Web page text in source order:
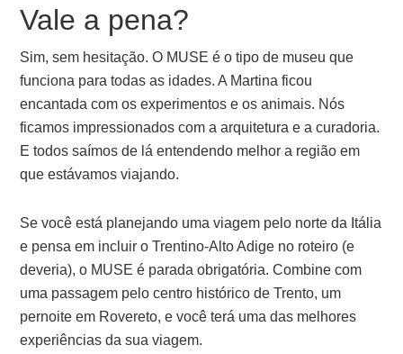
Vale a pena?
Sim, sem hesitação. O MUSE é o tipo de museu que
funciona para todas as idades. A Martina ficou
encantada com os experimentos e os animais. Nós
ficamos impressionados com a arquitetura e a curadoria.
E todos saímos de lá entendendo melhor a região em
que estávamos viajando.
Se você está planejando uma viagem pelo norte da Itália
e pensa em incluir o Trentino-Alto Adige no roteiro (e
deveria), o MUSE é parada obrigatória. Combine com
uma passagem pelo centro histórico de Trento, um
pernoite em Rovereto, e você terá uma das melhores
experiências da sua viagem.